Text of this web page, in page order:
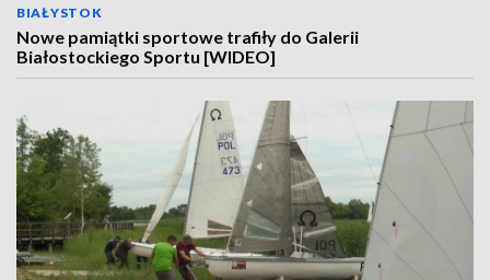
BIAŁYSTOK
Nowe pamiątki sportowe trafiły do Galerii
Białostockiego Sportu [WIDEO]